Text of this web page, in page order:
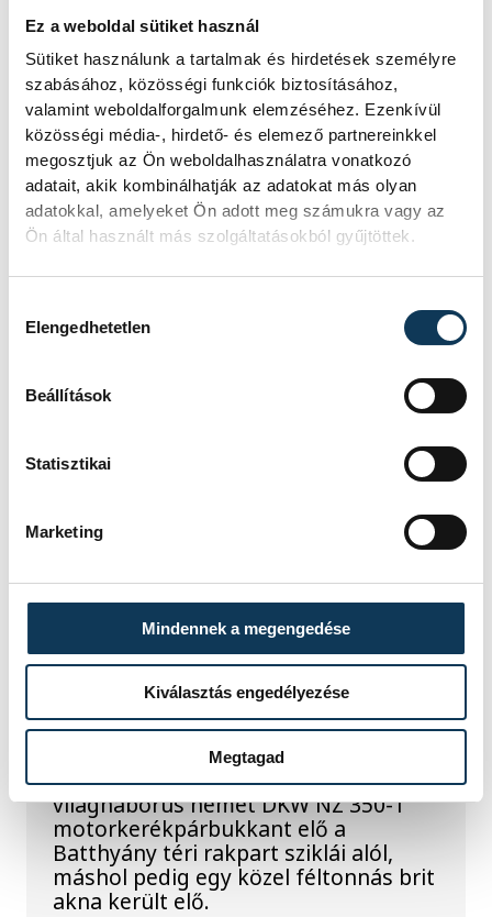
Ez a weboldal sütiket használ
Sütiket használunk a tartalmak és hirdetések személyre
szabásához, közösségi funkciók biztosításához,
valamint weboldalforgalmunk elemzéséhez. Ezenkívül
közösségi média-, hirdető- és elemező partnereinkkel
megosztjuk az Ön weboldalhasználatra vonatkozó
adatait, akik kombinálhatják az adatokat más olyan
adatokkal, amelyeket Ön adott meg számukra vagy az
Ön által használt más szolgáltatásokból gyűjtöttek.
Elengedhetetlen
Beállítások
Statisztikai
Marketing
Mindennek a megengedése
Kiválasztás engedélyezése
Megtagad
frakciója.
Egy furcsa halkonzerv
lett az Év Strandétele -
mutatjuk!
A Balatoni Kör idén tizenkettedik
alkalommal hirdette meg az év
strandétele versenyt, amelyre minden
eddiginél több, 22 vendéglátóhely 44
étellel indult. Egy fonyódi hely nyert...
Meglepték az elemzőket
a júliusi inflációs adatok
az elemzők a júliusi, 1,2 százalékos
inflációs adatot.
Sorra kerülnek elő
világháborús leletek az
alacsony Dunából
A folyó rekordalacsony vízállása miatt
egy csaknem komplett, II.
világháborús német DKW NZ 350-1
motorkerékpárbukkant elő a
Batthyány téri rakpart sziklái alól,
máshol pedig egy közel féltonnás brit
akna került elő.